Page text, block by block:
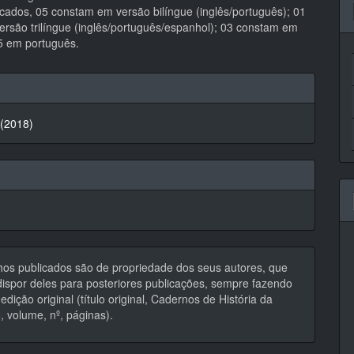
05 constam em versão bilíngue (inglês/português); 01
trilíngue (inglês/português/espanhol); 03 constam em
em português.
publicados são de propriedade dos seus autores, que
deles para posteriores publicações, sempre fazendo
original (título original, Cadernos de História da
volume, nº, páginas).